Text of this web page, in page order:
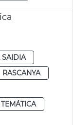
SAIDIA
RASCANYA